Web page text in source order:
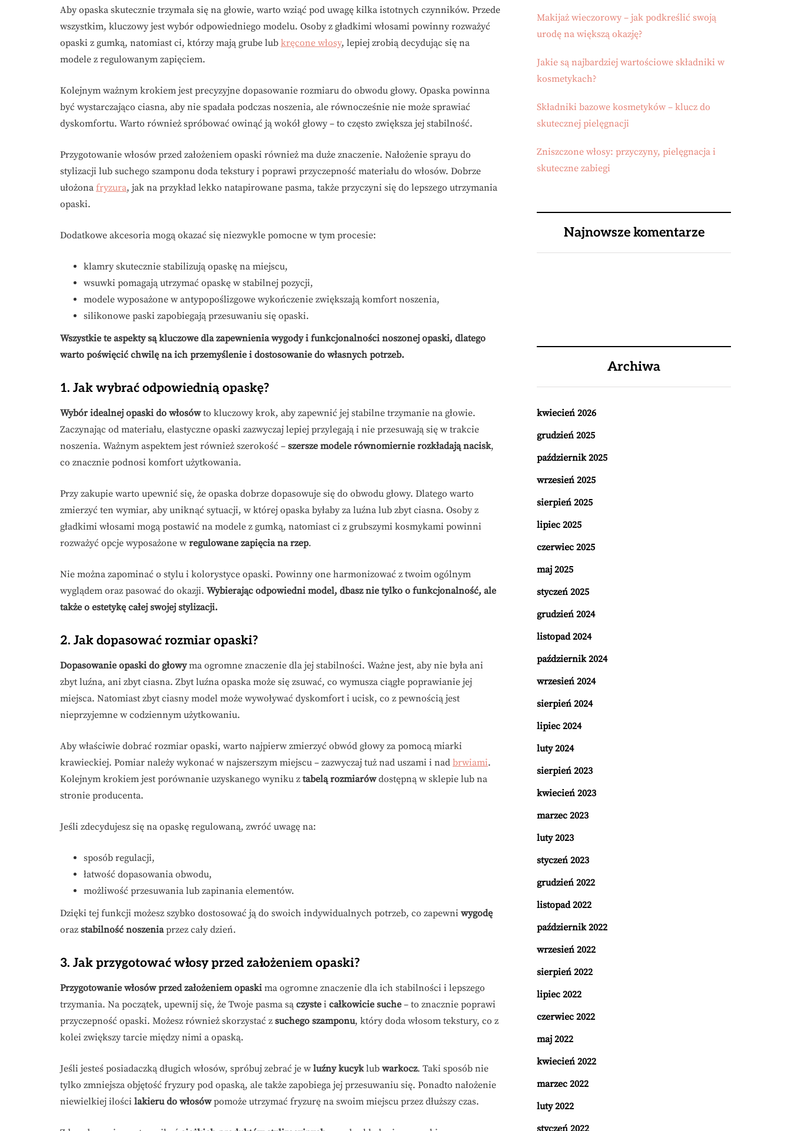
Aby opaska skutecznie trzymała się na głowie, warto wziąć pod uwagę kilka istotnych czynników. Przede
wszystkim, kluczowy jest wybór odpowiedniego modelu. Osoby z gładkimi włosami powinny rozważyć
opaski z gumką, natomiast ci, którzy mają grube lub kręcone włosy, lepiej zrobią decydując się na
modele z regulowanym zapięciem.
Kolejnym ważnym krokiem jest precyzyjne dopasowanie rozmiaru do obwodu głowy. Opaska powinna
być wystarczająco ciasna, aby nie spadała podczas noszenia, ale równocześnie nie może sprawiać
dyskomfortu. Warto również spróbować owinąć ją wokół głowy – to często zwiększa jej stabilność.
Przygotowanie włosów przed założeniem opaski również ma duże znaczenie. Nałożenie sprayu do
stylizacji lub suchego szamponu doda tekstury i poprawi przyczepność materiału do włosów. Dobrze
ułożona fryzura, jak na przykład lekko natapirowane pasma, także przyczyni się do lepszego utrzymania
opaski.
Dodatkowe akcesoria mogą okazać się niezwykle pomocne w tym procesie:
klamry skutecznie stabilizują opaskę na miejscu,
wsuwki pomagają utrzymać opaskę w stabilnej pozycji,
modele wyposażone w antypopoślizgowe wykończenie zwiększają komfort noszenia,
silikonowe paski zapobiegają przesuwaniu się opaski.
Wszystkie te aspekty są kluczowe dla zapewnienia wygody i funkcjonalności noszonej opaski, dlatego
warto poświęcić chwilę na ich przemyślenie i dostosowanie do własnych potrzeb.
1. Jak wybrać odpowiednią opaskę?
Wybór idealnej opaski do włosówto kluczowy krok, aby zapewnić jej stabilne trzymanie na głowie.
Zaczynając od materiału, elastyczne opaski zazwyczaj lepiej przylegają i nie przesuwają się w trakcie
noszenia. Ważnym aspektem jest również szerokość – szersze modele równomiernie rozkładają nacisk,
co znacznie podnosi komfort użytkowania.
Przy zakupie warto upewnić się, że opaska dobrze dopasowuje się do obwodu głowy. Dlatego warto
zmierzyć ten wymiar, aby uniknąć sytuacji, w której opaska byłaby za luźna lub zbyt ciasna. Osoby z
gładkimi włosami mogą postawić na modele z gumką, natomiast ci z grubszymi kosmykami powinni
rozważyć opcje wyposażone w regulowane zapięcia na rzep.
Nie można zapominać o stylu i kolorystyce opaski. Powinny one harmonizować z twoim ogólnym
wyglądem oraz pasować do okazji. Wybierając odpowiedni model, dbasz nie tylko o funkcjonalność, ale
także o estetykę całej swojej stylizacji.
2. Jak dopasować rozmiar opaski?
Dopasowanie opaski do głowyma ogromne znaczenie dla jej stabilności. Ważne jest, aby nie była ani
zbyt luźna, ani zbyt ciasna. Zbyt luźna opaska może się zsuwać, co wymusza ciągłe poprawianie jej
miejsca. Natomiast zbyt ciasny model może wywoływać dyskomfort i ucisk, co z pewnością jest
nieprzyjemne w codziennym użytkowaniu.
Aby właściwie dobrać rozmiar opaski, warto najpierw zmierzyć obwód głowy za pomocą miarki
krawieckiej. Pomiar należy wykonać w najszerszym miejscu – zazwyczaj tuż nad uszami i nad brwiami.
Kolejnym krokiem jest porównanie uzyskanego wyniku z tabelą rozmiarówdostępną w sklepie lub na
stronie producenta.
Jeśli zdecydujesz się na opaskę regulowaną, zwróć uwagę na:
sposób regulacji,
łatwość dopasowania obwodu,
możliwość przesuwania lub zapinania elementów.
Dzięki tej funkcji możesz szybko dostosować ją do swoich indywidualnych potrzeb, co zapewni wygodę
oraz stabilność noszeniaprzez cały dzień.
3. Jak przygotować włosy przed założeniem opaski?
Przygotowanie włosów przed założeniem opaski ma ogromne znaczenie dla ich stabilności i lepszego
trzymania. Na początek, upewnij się, że Twoje pasma są czyste i całkowicie suche – to znacznie poprawi
przyczepność opaski. Możesz również skorzystać z suchego szamponu, który doda włosom tekstury, co z
kolei zwiększy tarcie między nimi a opaską.
Jeśli jesteś posiadaczką długich włosów, spróbuj zebrać je w luźny kucyklub warkocz. Taki sposób nie
tylko zmniejsza objętość fryzury pod opaską, ale także zapobiega jej przesuwaniu się. Ponadto nałożenie
niewielkiej ilości lakieru do włosówpomoże utrzymać fryzurę na swoim miejscu przez dłuższy czas.
Makijaż wieczorowy – jak podkreślić swoją
urodę na większą okazję?
Jakie są najbardziej wartościowe składniki w
kosmetykach?
Składniki bazowe kosmetyków – klucz do
skutecznej pielęgnacji
Zniszczone włosy: przyczyny, pielęgnacja i
skuteczne zabiegi
Najnowsze komentarze
Archiwa
kwiecień 2026
grudzień 2025
październik 2025
wrzesień 2025
sierpień 2025
lipiec 2025
czerwiec 2025
maj 2025
styczeń 2025
grudzień 2024
listopad 2024
październik 2024
wrzesień 2024
sierpień 2024
lipiec 2024
luty 2024
sierpień 2023
kwiecień 2023
marzec 2023
luty 2023
styczeń 2023
grudzień 2022
listopad 2022
październik 2022
wrzesień 2022
sierpień 2022
lipiec 2022
czerwiec 2022
maj 2022
kwiecień 2022
marzec 2022
luty 2022
styczeń 2022